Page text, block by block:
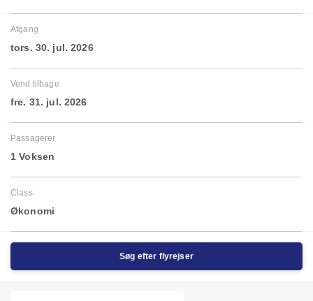
Afgang
tors. 30. jul. 2026
Vend tilbage
fre. 31. jul. 2026
Passagerer
1 Voksen
Class
Økonomi
Søg efter flyrejser